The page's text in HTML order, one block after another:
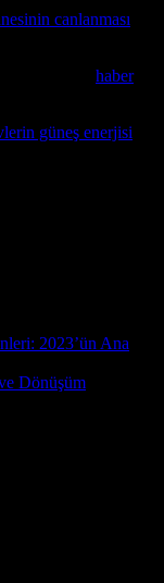
canlanması
haber
güneş enerjisi
2023’ün Ana
Dönüşüm